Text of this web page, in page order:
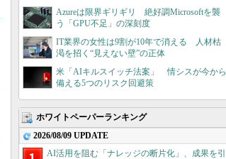
Azureは限界ギリギリ 絶好調Microsoftを襲
う「GPU不足」の深刻度
IT業界の女性は9割が10年で消える 人材枯
渇を招く“見えない壁”の正体
米「AIキルスイッチ法案」 情シスが今から
備える5つのリスク回避策
ホワイトペーパーランキング
2026/08/09 UPDATE
AI活用を阻む「ナレッジの断片化」、成果を引